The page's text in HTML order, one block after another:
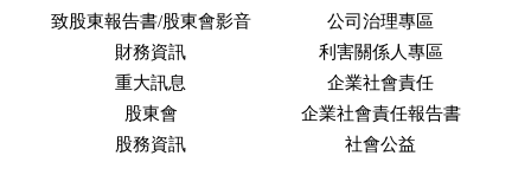
致股東報告書/股東會影音
財務資訊
重大訊息
股東會
股務資訊
公司治理專區
利害關係人專區
企業社會責任
企業社會責任報告書
社會公益